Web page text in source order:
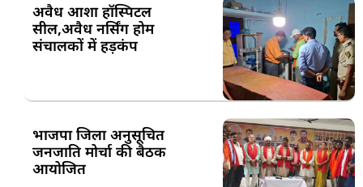
अवैध आशा हॉस्पिटल
सील,अवैध नर्सिंग होम
संचालकों में हड़कंप
भाजपा जिला अनुसूचित
जनजाति मोर्चा की बैठक
आयोजित